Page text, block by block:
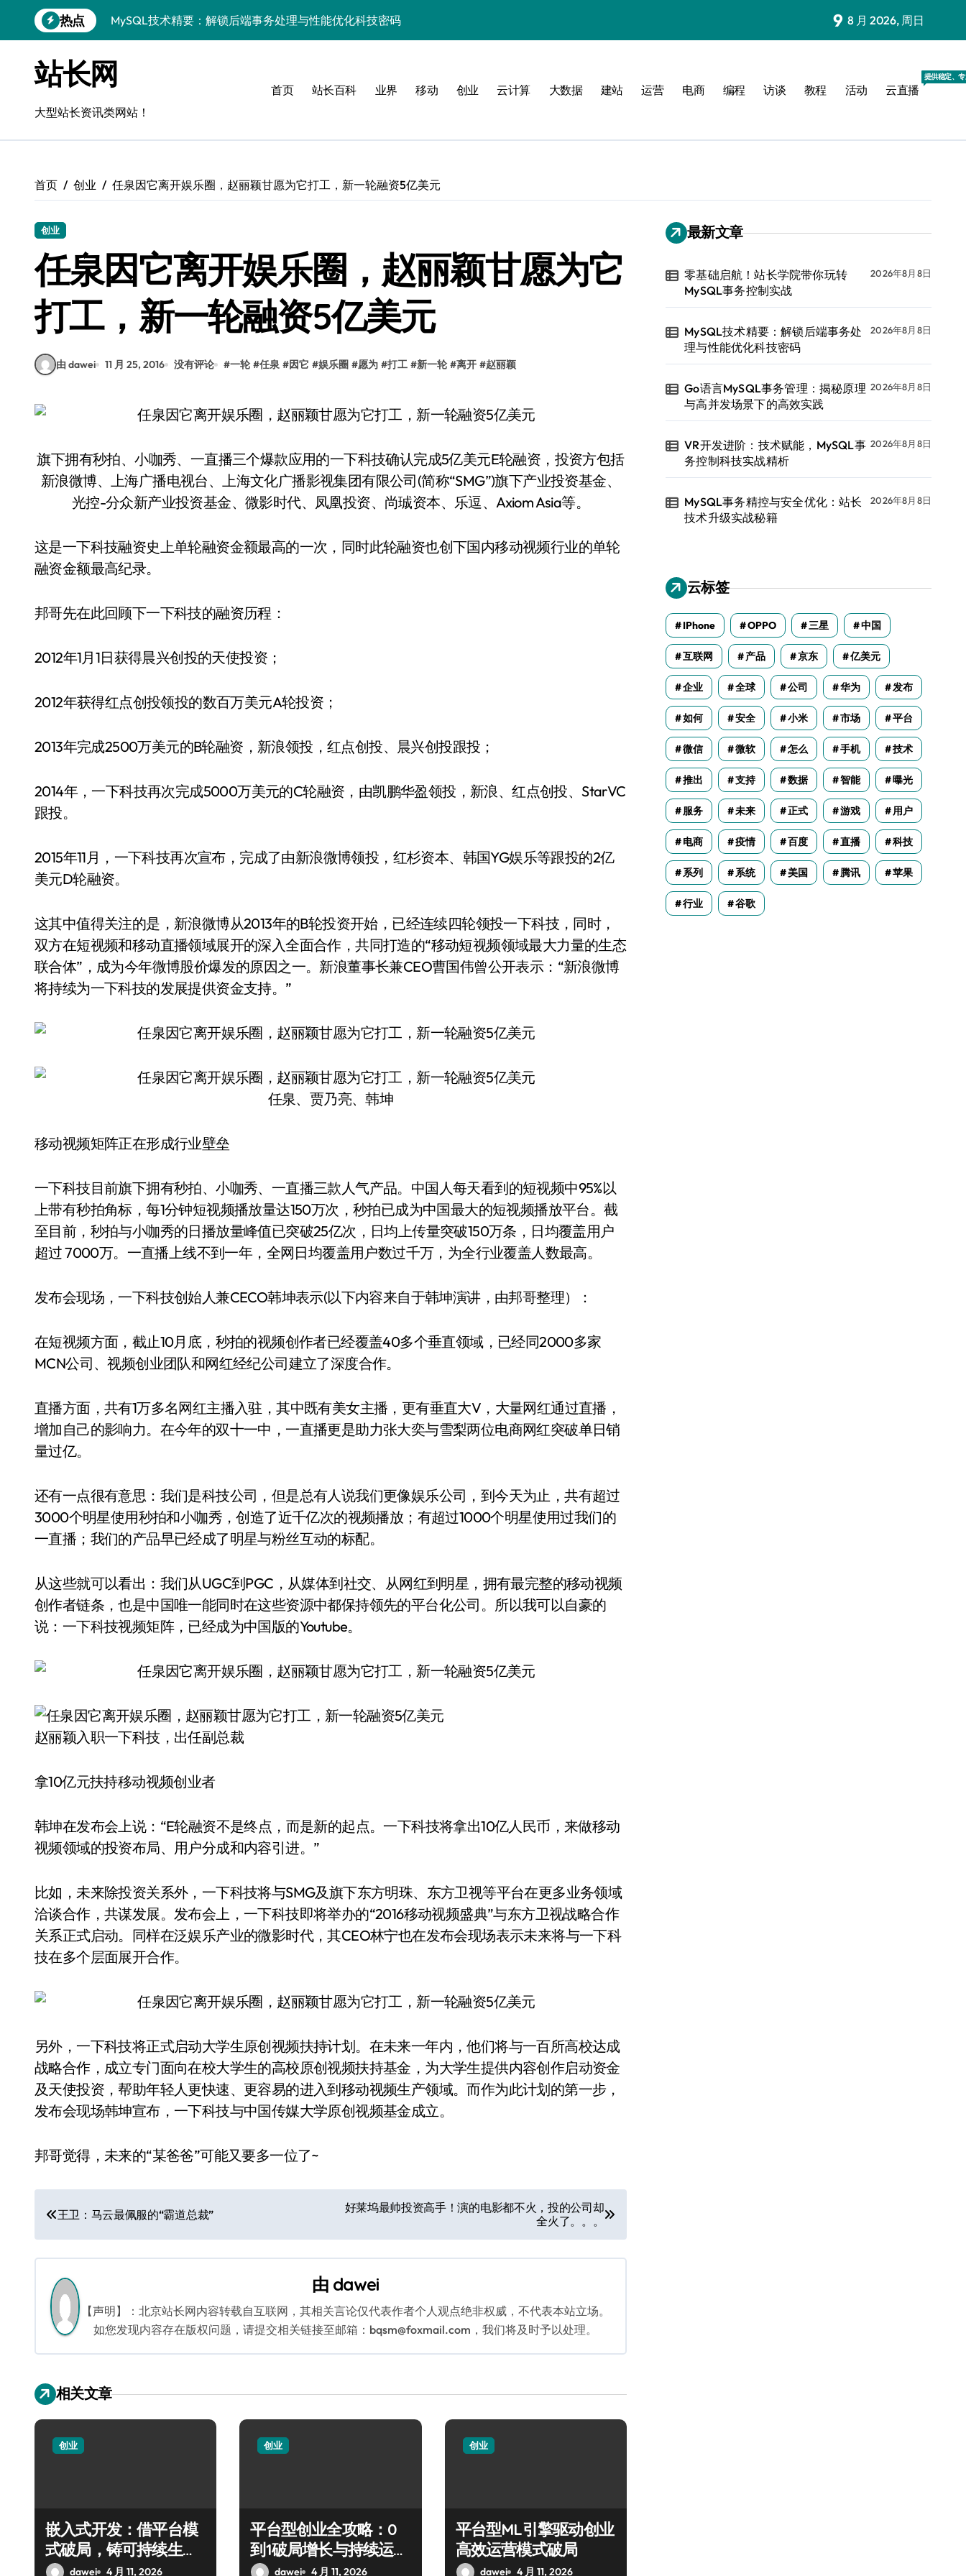
到
热点
MySQL技术精要：解锁后端事务处理与性能优化科技密码
VR开发进阶：技术赋能，MySQL事务控制科技实战精析
MySQL事务精控与安全优化：站长技术升级实战秘籍
MySQL事务控制深度剖析：科技赋能服务器性能优化实战
Go语言技术揭秘：MySQL事务控制与高并发科技优化实战
零基础启航！站长学院带你玩转MySQL事务控制实战
9 8 月 2026, 周日
站长网
大型站长资讯类网站！
首页 站长百科 业界 移动 创业 云计算 大数据 建站 运营 电商 编程 访谈 教程 活动 云直播
提供稳定、
首页 创业 任泉因它离开娱乐圈，赵丽颖甘愿为它打工，新一轮融资5亿美元
创业
任泉因它离开娱乐圈，赵丽颖甘愿为它
打工，新一轮融资5亿美元
由 dawei 11 月 25, 2016 没有评论 #一轮 #任泉 #因它 #娱乐圈 #愿为 #打工 #新一轮 #离开 #赵丽颖
旗下拥有秒拍、小咖秀、一直播三个爆款应用的一下科技确认完成5亿美元E轮融资，投资方包括
新浪微博、上海广播电视台、上海文化广播影视集团有限公司(简称“SMG”)旗下产业投资基金、
光控-分众新产业投资基金、微影时代、凤凰投资、尚珹资本、乐逗、Axiom Asia等。
这是一下科技融资史上单轮融资金额最高的一次，同时此轮融资也创下国内移动视频行业的单轮
融资金额最高纪录。
邦哥先在此回顾下一下科技的融资历程：
2012年1月1日获得晨兴创投的天使投资；
2012年获得红点创投领投的数百万美元A轮投资；
2013年完成2500万美元的B轮融资，新浪领投，红点创投、晨兴创投跟投；
2014年，一下科技再次完成5000万美元的C轮融资，由凯鹏华盈领投，新浪、红点创投、StarVC
跟投。
2015年11月，一下科技再次宣布，完成了由新浪微博领投，红杉资本、韩国YG娱乐等跟投的2亿
美元D轮融资。
这其中值得关注的是，新浪微博从2013年的B轮投资开始，已经连续四轮领投一下科技，同时，
双方在短视频和移动直播领域展开的深入全面合作，共同打造的“移动短视频领域最大力量的生态
联合体”，成为今年微博股价爆发的原因之一。新浪董事长兼CEO曹国伟曾公开表示：“新浪微博
将持续为一下科技的发展提供资金支持。”
任泉、贾乃亮、韩坤
移动视频矩阵正在形成行业壁垒
一下科技目前旗下拥有秒拍、小咖秀、一直播三款人气产品。中国人每天看到的短视频中95%以
上带有秒拍角标，每1分钟短视频播放量达150万次，秒拍已成为中国最大的短视频播放平台。截
至目前，秒拍与小咖秀的日播放量峰值已突破25亿次，日均上传量突破150万条，日均覆盖用户
超过 7000万。一直播上线不到一年，全网日均覆盖用户数过千万，为全行业覆盖人数最高。
发布会现场，一下科技创始人兼CECO韩坤表示(以下内容来自于韩坤演讲，由邦哥整理）：
在短视频方面，截止10月底，秒拍的视频创作者已经覆盖40多个垂直领域，已经同2000多家
MCN公司、视频创业团队和网红经纪公司建立了深度合作。
直播方面，共有1万多名网红主播入驻，其中既有美女主播，更有垂直大V，大量网红通过直播，
增加自己的影响力。在今年的双十一中，一直播更是助力张大奕与雪梨两位电商网红突破单日销
量过亿。
还有一点很有意思：我们是科技公司，但是总有人说我们更像娱乐公司，到今天为止，共有超过
3000个明星使用秒拍和小咖秀，创造了近千亿次的视频播放；有超过1000个明星使用过我们的
一直播；我们的产品早已经成了明星与粉丝互动的标配。
从这些就可以看出：我们从UGC到PGC，从媒体到社交、从网红到明星，拥有最完整的移动视频
创作者链条，也是中国唯一能同时在这些资源中都保持领先的平台化公司。所以我可以自豪的
说：一下科技视频矩阵，已经成为中国版的Youtube。
赵丽颖入职一下科技，出任副总裁
拿10亿元扶持移动视频创业者
韩坤在发布会上说：“E轮融资不是终点，而是新的起点。一下科技将拿出10亿人民币，来做移动
视频领域的投资布局、用户分成和内容引进。”
比如，未来除投资关系外，一下科技将与SMG及旗下东方明珠、东方卫视等平台在更多业务领域
洽谈合作，共谋发展。发布会上，一下科技即将举办的“2016移动视频盛典”与东方卫视战略合作
关系正式启动。同样在泛娱乐产业的微影时代，其CEO林宁也在发布会现场表示未来将与一下科
技在多个层面展开合作。
另外，一下科技将正式启动大学生原创视频扶持计划。在未来一年内，他们将与一百所高校达成
战略合作，成立专门面向在校大学生的高校原创视频扶持基金，为大学生提供内容创作启动资金
及天使投资，帮助年轻人更快速、更容易的进入到移动视频生产领域。而作为此计划的第一步，
发布会现场韩坤宣布，一下科技与中国传媒大学原创视频基金成立。
邦哥觉得，未来的“某爸爸”可能又要多一位了~
文
章
导
航
王卫：马云最佩服的“霸道总裁”
好莱坞最帅投资高手！演的电影都不火，投的公司却
全火了。。。
由 dawei
【声明】：北京站长网内容转载自互联网，其相关言论仅代表作者个人观点绝非权威，不代表本站立场。
如您发现内容存在版权问题，请提交相关链接至邮箱：bqsm@foxmail.com，我们将及时予以处理。
相关文章
创业
嵌入式开发：借平台模
式破局，铸可持续生态
链
dawei 4 月 11, 2026
创业
平台型创业全攻略：0
到1破局增长与持续运营
实战dawei 4 月 11, 2026
创业
平台型ML引擎驱动创业
高效运营模式破局
dawei 4 月 11, 2026
最新文章
零基础启航！站长学院带你玩转
MySQL事务控制实战
2026年8月8日
MySQL技术精要：解锁后端事务处
理与性能优化科技密码
2026年8月8日
Go语言MySQL事务管理：揭秘原理
与高并发场景下的高效实践
2026年8月8日
VR开发进阶：技术赋能，MySQL事
务控制科技实战精析
2026年8月8日
MySQL事务精控与安全优化：站长
技术升级实战秘籍
2026年8月8日
云标签
IPhone OPPO 三星 中国
互联网 产品 京东 亿美元
企业 全球 公司 华为 发布
如何 安全 小米 市场 平台
微信 微软 怎么 手机 技术
推出 支持 数据 智能 曝光
服务 未来 正式 游戏 用户
电商 疫情 百度 直播 科技
系列 系统 美国 腾讯 苹果
行业 谷歌